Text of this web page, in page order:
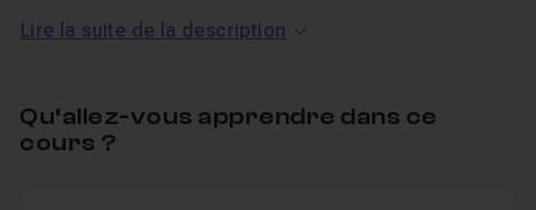
booster votre créativité
prendre de bons
réflexes tout au long de votre processus créatif.
Lire la suite de la description
Qu’allez-vous apprendre dans ce
cours ?